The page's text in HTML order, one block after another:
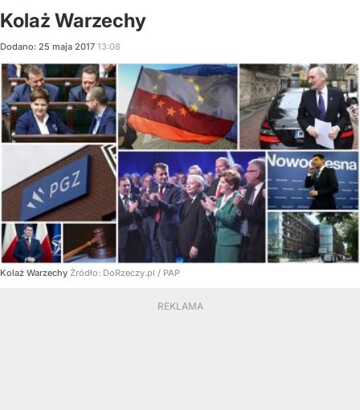
Kolaż Warzechy
Dodano: 25 maja 2017 13:08
Kolaż Warzechy Źródło: DoRzeczy.pl / PAP